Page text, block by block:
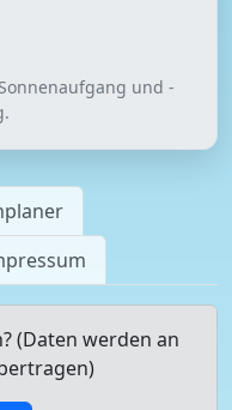
und -
(Daten werden an